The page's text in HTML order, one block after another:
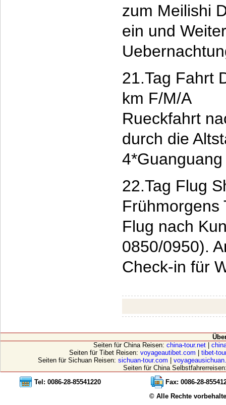
zum Meilishi
ein und
21.Tag Fahrt
km F/M/A
Rueckfahrt
durch die
22.Tag Flug
Frühmorgens
Flug nach
0850/0950).
Check-in für
Seiten für China Reisen: china-tour.net|
Seiten für Tibet Reisen: voyageautibet.com
tibet-
Seiten für Sichuan Reisen: sichuan-tour.com
Seiten für China
Tel: 0086-28-85541220
Fax: 0086-28-
© Alle Rechte